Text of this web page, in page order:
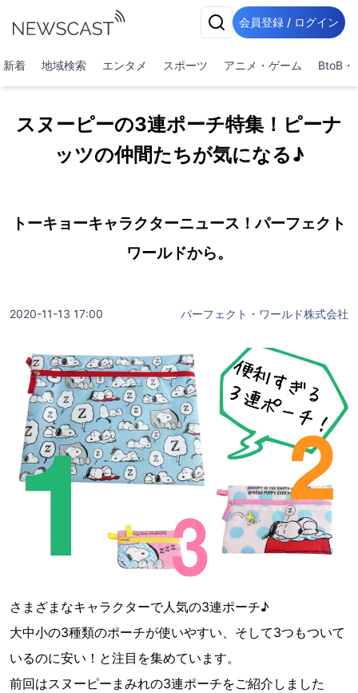
会員登録 / ログイン
新着 地域検索 エンタメ スポーツ アニメ・ゲーム BtoB・
スヌーピーの3連ポーチ特集！ピーナ
ッツの仲間たちが気になる♪
トーキョーキャラクターニュース！パーフェクト
ワールドから。
2020-11-13 17:00 パーフェクト・ワールド株式会社
さまざまなキャラクターで人気の3連ポーチ♪
大中小の3種類のポーチが使いやすい、そして3つもついて
いるのに安い！と注目を集めています。
前回はスヌーピーまみれの3連ポーチをご紹介しました